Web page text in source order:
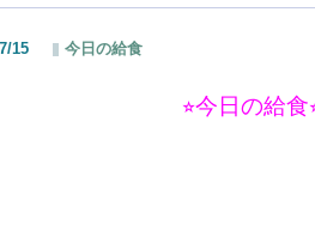
15 今日の給食
⭐︎今日の給食